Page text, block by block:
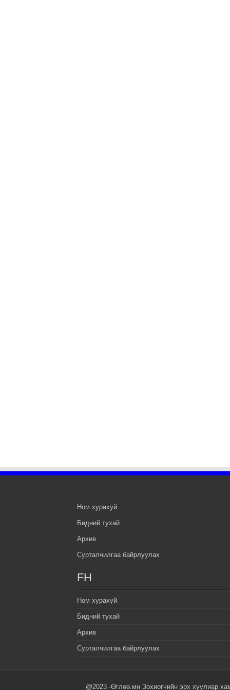
Ном хурахуй
Бидний тухай
Архив
Сурталчилгаа байрлуулах
FH
Ном хурахуй
Бидний тухай
Архив
Сурталчилгаа байрлуулах
@2023 -Өглөө.мн Зохиогчийн эрх хуулиар